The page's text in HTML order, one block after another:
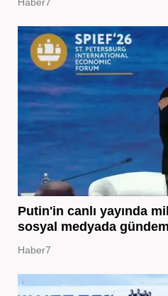
Putin'in canlı yayında
sosyal medyada
Haber7